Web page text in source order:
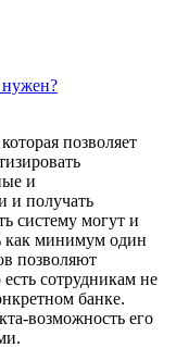
нужен?
позволяет
и
и получать
систему могут и
как минимум один
позволяют
сотрудникам не
банке.
возможность его